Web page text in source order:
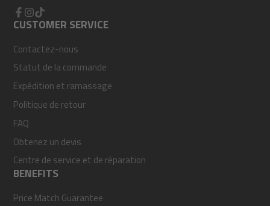
Facebook
Instagram
TikTok
CUSTOMER SERVICE
Contactez-nous
Statut de la commande
Expédition et ramassage
Politique de retour
FAQ
Obtenez un devis
Centre de service et de réparation
BENEFITS
Price Match Guarantee